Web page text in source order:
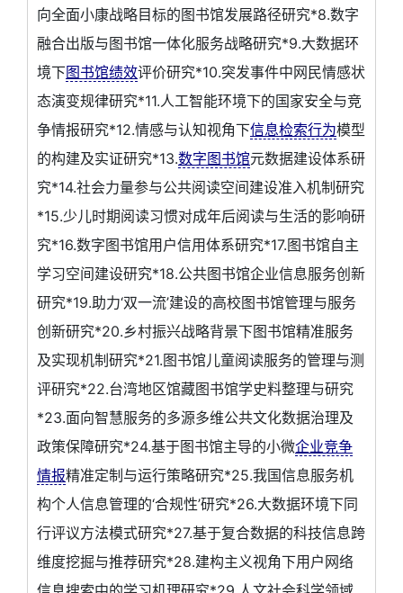
向全面小康战略目标的图书馆发展路径研究*8.数字
融合出版与图书馆一体化服务战略研究*9.大数据环
境下图书馆绩效评价研究*10.突发事件中网民情感状
态演变规律研究*11.人工智能环境下的国家安全与竞
争情报研究*12.情感与认知视角下信息检索行为模型
的构建及实证研究*13.数字图书馆元数据建设体系研
究*14.社会力量参与公共阅读空间建设准入机制研究
*15.少儿时期阅读习惯对成年后阅读与生活的影响研
究*16.数字图书馆用户信用体系研究*17.图书馆自主
学习空间建设研究*18.公共图书馆企业信息服务创新
研究*19.助力‘双一流’建设的高校图书馆管理与服务
创新研究*20.乡村振兴战略背景下图书馆精准服务
及实现机制研究*21.图书馆儿童阅读服务的管理与测
评研究*22.台湾地区馆藏图书馆学史料整理与研究
*23.面向智慧服务的多源多维公共文化数据治理及
政策保障研究*24.基于图书馆主导的小微企业竞争
情报精准定制与运行策略研究*25.我国信息服务机
构个人信息管理的‘合规性’研究*26.大数据环境下同
行评议方法模式研究*27.基于复合数据的科技信息跨
维度挖掘与推荐研究*28.建构主义视角下用户网络